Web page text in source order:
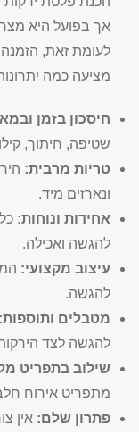
אך בפועל היא
לעומת זאת,
מציעה כמה
חיסכון בזמן
שטיפה, חיתוך,
טריות מרבית:
ונארזים מיד.
אחידות ונוחות:
להגשה ואכילה.
עיצוב מקצועי:
להגשה.
מטבלים ותוספות:
להגשה לצד
שילוב בתפריט
מתפריט אירוח
פתרון שלם: אין